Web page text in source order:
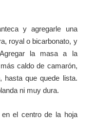
y agregarle una
royal o bicarbonato, y
la masa a la
caldo de camarón,
hasta que quede lista.
ni muy dura.
el centro de la hoja